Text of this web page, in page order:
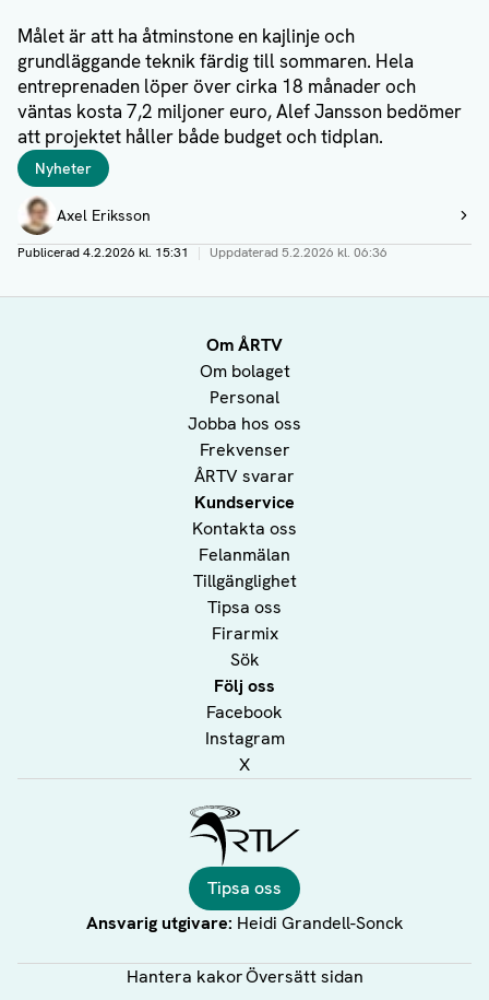
Målet är att ha åtminstone en kajlinje och
grundläggande teknik färdig till sommaren. Hela
entreprenaden löper över cirka 18 månader och
väntas kosta 7,2 miljoner euro, Alef Jansson bedömer
att projektet håller både budget och tidplan.
Taggar
Nyheter
Författare
Axel Eriksson
Visa profil
Publicerad4.2.2026 kl. 15:31 | Uppdaterad5.2.2026 kl. 06:36
Om ÅRTV
Om bolaget
Personal
Jobba hos oss
Frekvenser
ÅRTV svarar
Kundservice
Kontakta oss
Felanmälan
Tillgänglighet
Tipsa oss
Firarmix
Sök
Följ oss
Facebook
Instagram
X
Tipsa oss
Ansvarig utgivare: Heidi Grandell-Sonck
Hantera kakorÖversätt sidan